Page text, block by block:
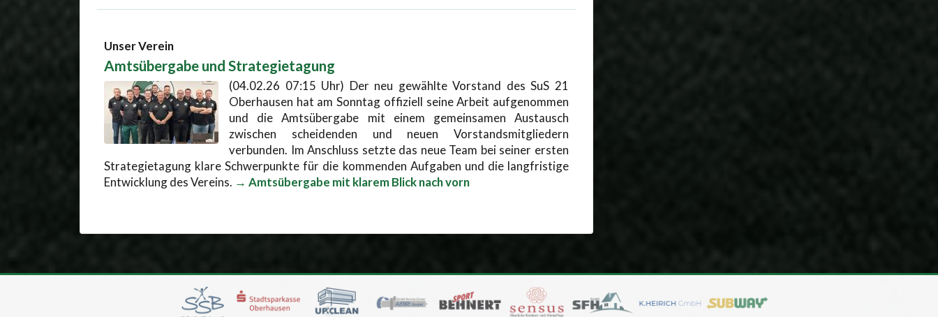
Unser Verein
Amtsübergabe und Strategietagung
(04.02.26 07:15 Uhr) Der neu gewählte Vorstand des SuS 21
Oberhausen hat am Sonntag offiziell seine Arbeit aufgenommen
und die Amtsübergabe mit einem gemeinsamen Austausch
zwischen scheidenden und neuen Vorstandsmitgliedern
verbunden. Im Anschluss setzte das neue Team bei seiner ersten
Strategietagung klare Schwerpunkte für die kommenden Aufgaben und die langfristige
Entwicklung des Vereins. → Amtsübergabe mit klarem Blick nach vorn